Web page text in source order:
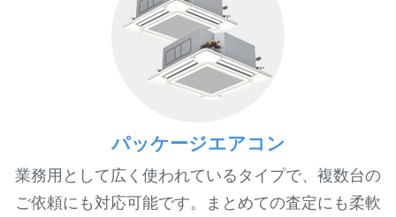
パッケージエアコン
業務用として広く使われているタイプで、複数台の
ご依頼にも対応可能です。まとめての査定にも柔軟